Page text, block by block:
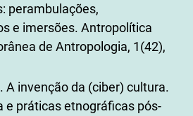
perambulações,
e imersões. Antropolítica
de Antropologia, 1(42),
A invenção da (ciber) cultura.
e práticas etnográficas pós-